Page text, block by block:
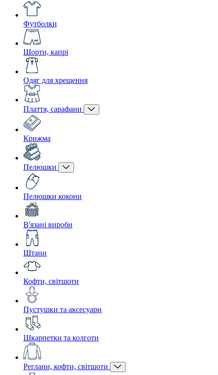
Футболки
Шорти, капрі
Одяг для хрещення
Плаття, сарафани
Крижма
Пелюшки
Пелюшки кокони
В'язані вироби
Штани
Кофти, світшоти
Пустушки та аксесуари
Шкарпетки та колготи
Реглани, кофти, світшоти